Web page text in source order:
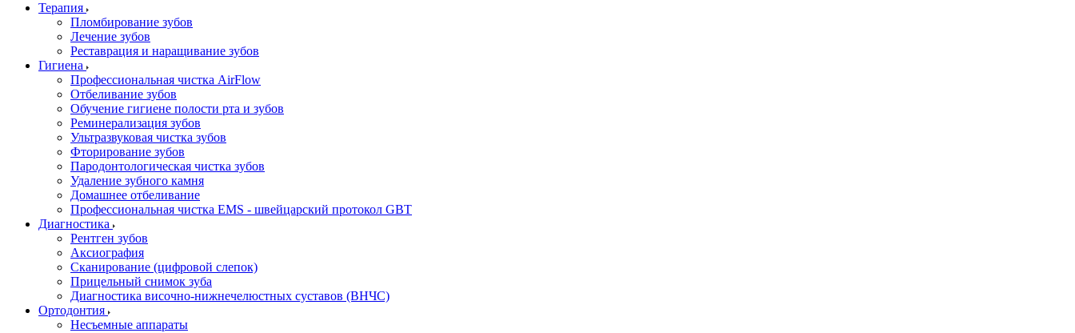
Терапия
Пломбирование зубов
Лечение зубов
Реставрация и наращивание зубов
Гигиена
Профессиональная чистка AirFlow
Отбеливание зубов
Обучение гигиене полости рта и зубов
Реминерализация зубов
Ультразвуковая чистка зубов
Фторирование зубов
Пародонтологическая чистка зубов
Удаление зубного камня
Домашнее отбеливание
Профессиональная чистка EMS - швейцарский протокол GBT
Диагностика
Рентген зубов
Аксиография
Сканирование (цифровой слепок)
Прицельный снимок зуба
Диагностика височно-нижнечелюстных суставов (ВНЧС)
Ортодонтия
Несъемные аппараты